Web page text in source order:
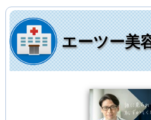
エーツー美